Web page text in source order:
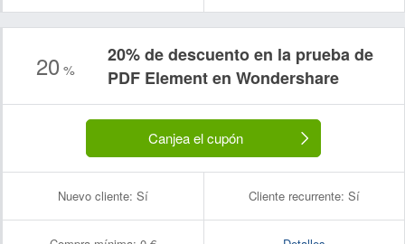
20 %
20% de descuento en la prueba de
PDF Element en Wondershare
Canjea el cupón
Nuevo cliente: Sí Cliente recurrente: Sí